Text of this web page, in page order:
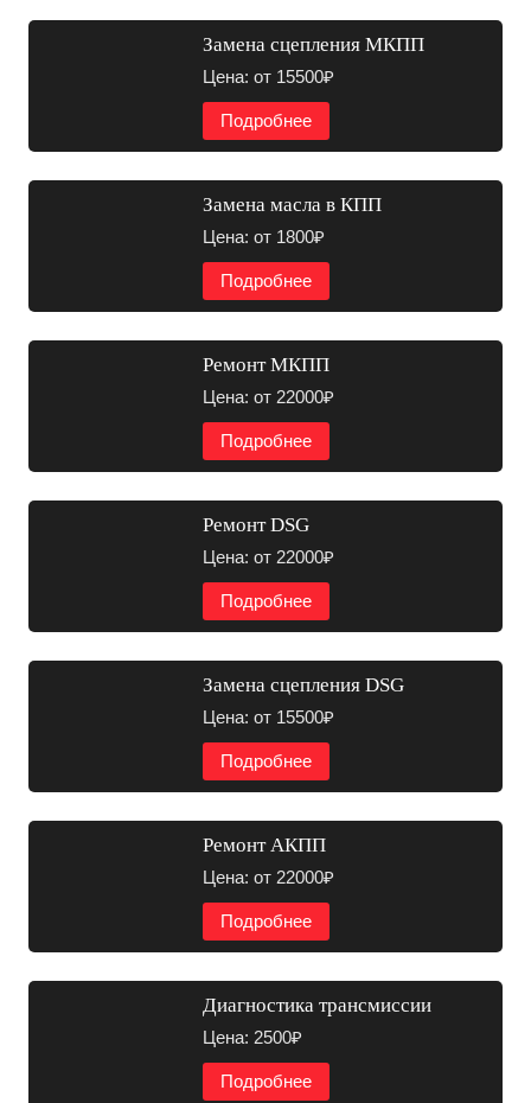
Замена сцепления МКПП
Цена: от 15500₽
Подробнее
Замена масла в КПП
Цена: от 1800₽
Подробнее
Ремонт МКПП
Цена: от 22000₽
Подробнее
Ремонт DSG
Цена: от 22000₽
Подробнее
Замена сцепления DSG
Цена: от 15500₽
Подробнее
Ремонт АКПП
Цена: от 22000₽
Подробнее
Диагностика трансмиссии
Цена: 2500₽
Подробнее